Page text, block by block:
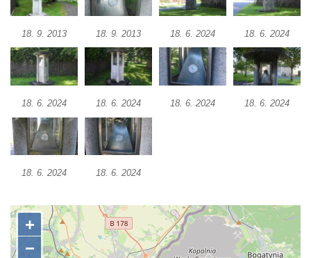
18. 9. 2013 18. 9. 2013 18. 6. 2024 18. 6. 2024
18. 6. 2024 18. 6. 2024 18. 6. 2024 18. 6. 2024
18. 6. 2024 18. 6. 2024